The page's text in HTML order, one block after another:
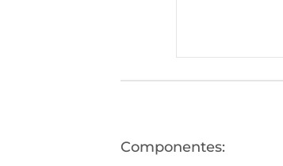
Componentes: